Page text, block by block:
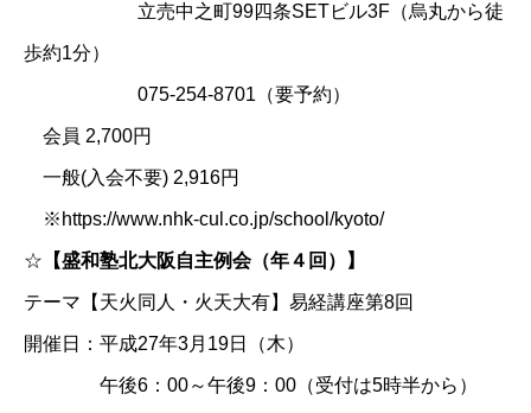
立売中之町99四条SETビル3F（烏丸から徒
歩約1分）
075-254-8701（要予約）
会員 2,700円
一般(入会不要) 2,916円
※https://www.nhk-cul.co.jp/school/kyoto/
☆ 【盛和塾北大阪自主例会（年４回）】
テーマ【天火同人・火天大有】易経講座第8回
開催日：平成27年3月19日（木）
午後6：00～午後9：00（受付は5時半から）